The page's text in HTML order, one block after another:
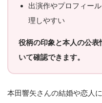
出演作やプロフィー
理しやすい
役柄の印象と本人の公
いて確認できます。
本田響矢さんの結婚や恋人